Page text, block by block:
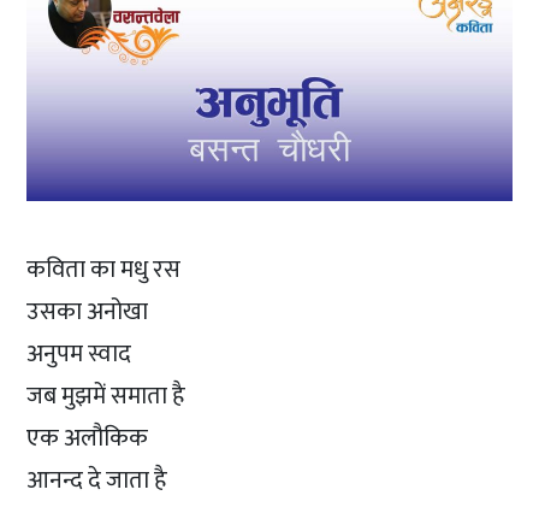
कविता का मधु रस
उसका अनोखा
अनुपम स्वाद
जब मुझमें समाता है
एक अलौकिक
आनन्द दे जाता है